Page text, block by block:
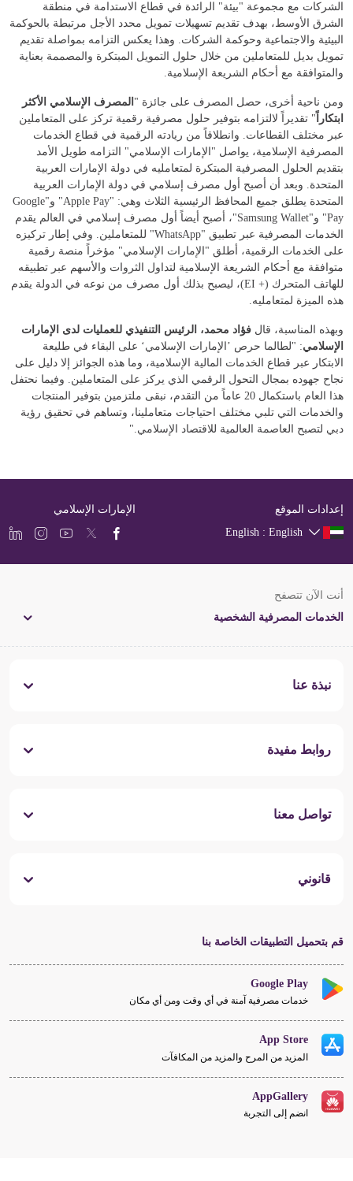
الشركات مع مجموعة "بيئة" الرائدة في قطاع الاستدامة في منطقة
الشرق الأوسط، بهدف تقديم تسهيلات تمويل محدد الأجل مرتبطة بالحوكمة
البيئية والاجتماعية وحوكمة الشركات. وهذا يعكس التزامه بمواصلة تقديم
تمويل بديل للمتعاملين من خلال حلول التمويل المبتكرة والمصممة بعناية
والمتوافقة مع أحكام الشريعة الإسلامية.
ومن ناحية أخرى، حصل المصرف على جائزة " المصرف الإسلامي الأكثر
ابتكاراً " تقديراً لالتزامه بتوفير حلول مصرفية رقمية تركز على المتعاملين
عبر مختلف القطاعات. وانطلاقاً من ريادته الرقمية في قطاع الخدمات
المصرفية الإسلامية، يواصل "الإمارات الإسلامي" التزامه طويل الأمد
بتقديم الحلول المصرفية المبتكرة لمتعامليه في دولة الإمارات العربية
المتحدة. وبعد أن أصبح أول مصرف إسلامي في دولة الإمارات العربية
المتحدة يطلق جميع المحافظ الرئيسية الثلاث وهي: "Apple Pay" و"Google
Pay" و"Samsung Wallet"، أصبح أيضاً أول مصرف إسلامي في العالم يقدم
الخدمات المصرفية عبر تطبيق "WhatsApp" للمتعاملين. وفي إطار تركيزه
على الخدمات الرقمية، أطلق "الإمارات الإسلامي" مؤخراً منصة رقمية
متوافقة مع أحكام الشريعة الإسلامية لتداول الثروات والأسهم عبر تطبيقه
للهاتف المتحرك (+
EI)، ليصبح بذلك أول مصرف من نوعه في الدولة يقدم
هذه الميزة لمتعامليه.
وبهذه المناسبة، قال فؤاد محمد، الرئيس التنفيذي للعمليات لدى الإمارات
الإسلامي: "لطالما حرص ’الإمارات الإسلامي‘ على البقاء في طليعة
الابتكار عبر قطاع الخدمات المالية الإسلامية، وما هذه الجوائز إلا دليل على
نجاح جهوده بمجال التحول الرقمي الذي يركز على المتعاملين. وفيما نحتفل
هذا العام باستكمال 20 عاماً من التقدم، نبقى ملتزمين بتوفير المنتجات
والخدمات التي تلبي مختلف احتياجات متعاملينا، وتساهم في تحقيق رؤية
دبي لتصبح العاصمة العالمية للاقتصاد الإسلامي.
"
إعدادات الموقع
English : English
الإمارات الإسلامي
أنت الآن تتصفح
الخدمات المصرفية الشخصية
نبذة عنا
روابط مفيدة
تواصل معنا
قانوني
قم بتحميل التطبيقات الخاصة بنا
Google Play
خدمات مصرفية آمنة في أي وقت ومن أي مكان
App Store
المزيد من المرح والمزيد من المكافآت
AppGallery
انضم إلى التجربة